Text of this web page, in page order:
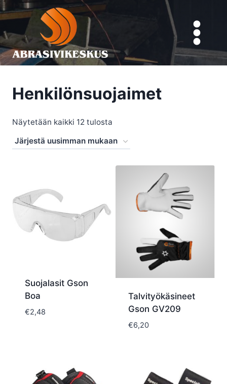
Siirry
sisältöön
Henkilönsuojaimet
Näytetään kaikki 12 tulosta
by
latest
Suojalasit Gson
Boa
€2,48
Talvityökäsineet
Gson GV209
€6,20